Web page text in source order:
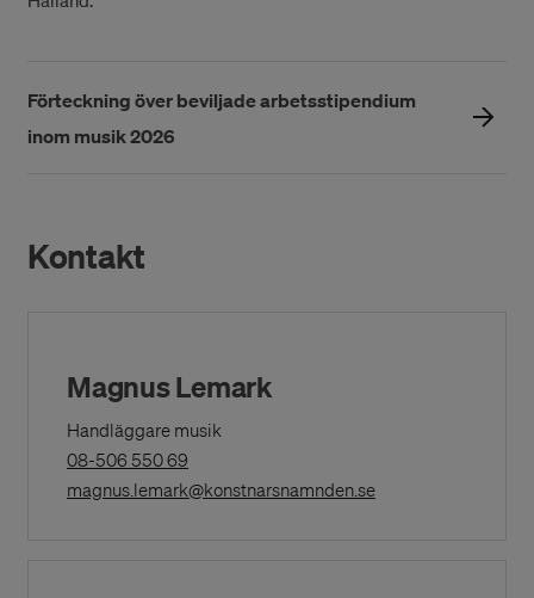
Förteckning över beviljade arbetsstipendium
inom musik 2026
Kontakt
Magnus Lemark
Handläggare musik
08-506 550 69
in
magnus.lemark@konstnarsnamnden.se(Opens in a New